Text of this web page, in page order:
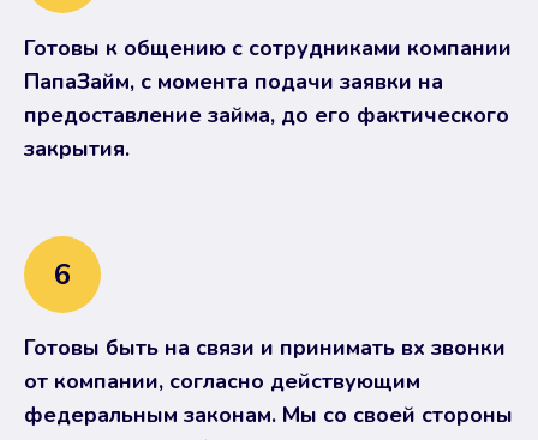
Готовы к общению с сотрудниками компании
ПапаЗайм, с момента подачи заявки на
предоставление займа, до его фактического
закрытия.
6
Готовы быть на связи и принимать вх звонки
от компании, согласно действующим
федеральным законам. Мы со своей стороны